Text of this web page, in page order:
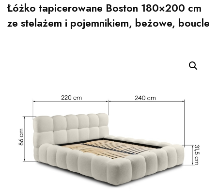
Łóżko tapicerowane Boston 180×200 cm
ze stelażem i pojemnikiem, beżowe, boucle